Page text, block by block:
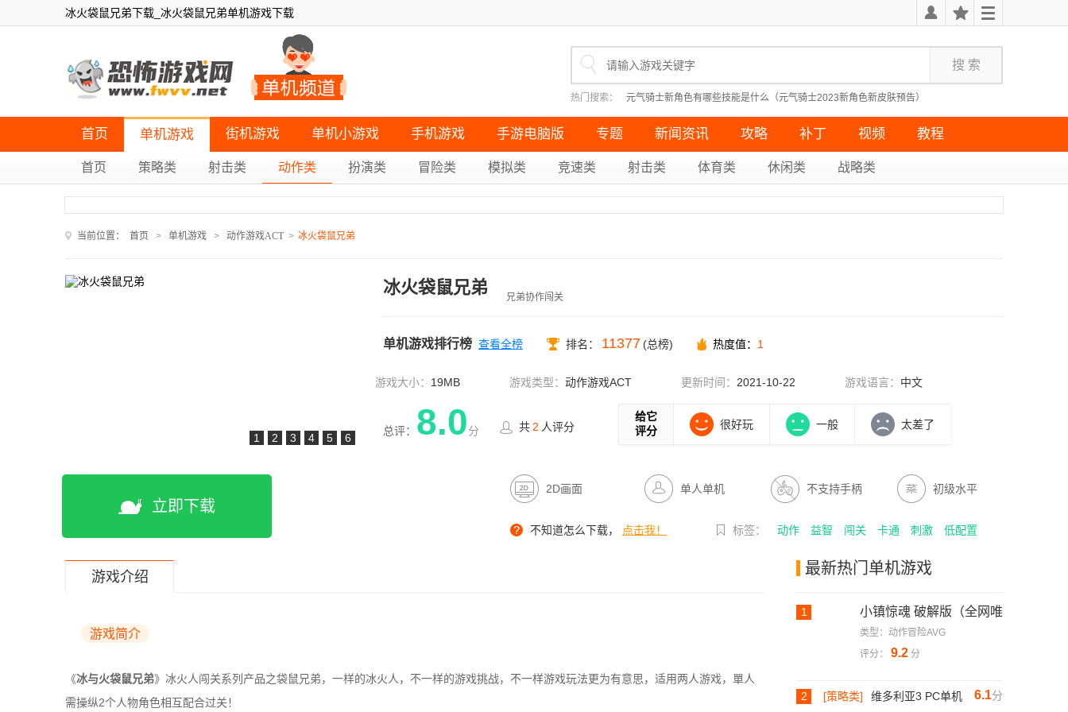
冰火袋鼠兄弟下载_冰火袋鼠兄弟单机游戏下载
热门搜索：
元气骑士新角色有哪些技能是什么（元气骑士2023新角色新皮肤预告）
原神无果的远征成就如何完成（隐藏成就无果的远征攻略）
重生细胞十大神器有哪些（盘点死亡细胞最受欢迎的几种武器）
首页 单机游戏 街机游戏 单机小游戏 手机游戏 手游电脑版 专题 新闻资讯 攻略 补丁 视频 教程
首页 策略类 射击类 动作类 扮演类 冒险类 模拟类 竞速类 射击类 体育类 休闲类 战略类
当前位置： 首页 > 单机游戏 > 动作游戏ACT > 冰火袋鼠兄弟
1 2 3 4 5 6
冰火袋鼠兄弟 兄弟协作闯关
单机游戏排行榜 查看全榜 排名： 11377 (总榜) 热度值： 1
游戏大小： 19MB 游戏类型： 动作游戏ACT 更新时间： 2021-10-22 游戏语言： 中文
总评： 8.0分 共 2 人评分
给它
评分
很好玩 一般 太差了
立即下载
2D画面 单人单机 不支持手柄 初级水平
不知道怎么下载， 点击我！ 标签： 动作 益智 闯关 卡通 刺激 低配置
游戏介绍
游戏简介
《冰与火袋鼠兄弟》冰火人闯关系列产品之袋鼠兄弟，一样的冰火人，不一样的游戏挑战，不一样游戏玩法更为有意思，适用两人游戏，單人
需操纵2个人物角色相互配合过关！
最新热门单机游戏
1
小镇惊魂 破解版（全网唯
一能玩版）
类型：动作冒险AVG
评分：
9.2 分
2 6.1分
[策略类]
维多利亚3 PC单机